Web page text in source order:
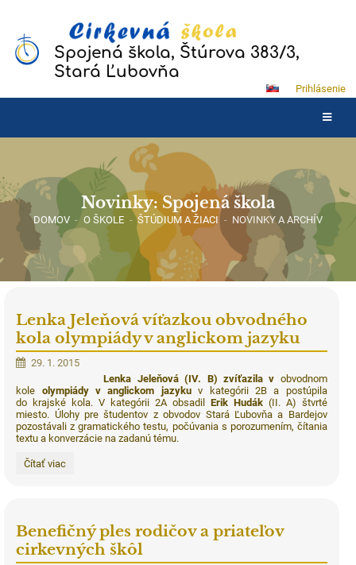
Spojená škola, Štúrova 383/3,
Stará Ľubovňa
Prihlásenie
Novinky: Spojená škola
DOMOV - O ŠKOLE - ŠTÚDIUM A ŽIACI - NOVINKY A ARCHÍV
Lenka Jeleňová víťazkou obvodného
kola olympiády v anglickom jazyku
29. 1. 2015
Lenka Jeleňová(IV. B) zvíťazila v obvodnom
kole olympiády v anglickom jazykuv kategórii 2B a postúpila
do krajské kola. V kategórii 2A obsadil Erik Hudák(II. A) štvrté
miesto. Úlohy pre študentov z obvodov Stará Ľubovňa a Bardejov
pozostávali z gramatického testu, počúvania s porozumením, čítania
textu a konverzácie na zadanú tému.
Lenka
olympiády
v
anglickom
jazyku:
Čítať viac
Benefičný ples rodičov a priateľov
cirkevných škôl